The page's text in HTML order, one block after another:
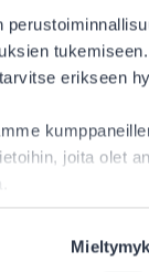
erikseen
joita olet
Katso